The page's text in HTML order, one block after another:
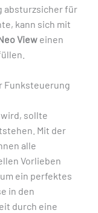
absturzsicher für
kann sich mit
View einen
Funksteuerung
wird, sollte
Mit der
alle
Vorlieben
ein perfektes
in den
durch eine